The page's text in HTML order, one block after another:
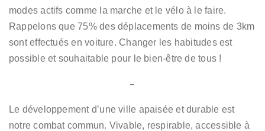
modes actifs comme la marche et le vélo à le faire.
Rappelons que 75% des déplacements de moins de 3km
sont effectués en voiture. Changer les habitudes est
possible et souhaitable pour le bien-être de tous !
–
Le développement d’une ville apaisée et durable est
notre combat commun. Vivable, respirable, accessible à